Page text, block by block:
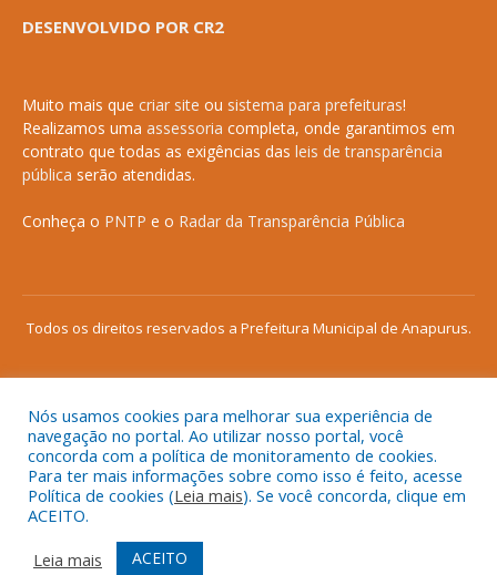
DESENVOLVIDO POR CR2
Muito mais que criar site ou sistema para prefeituras!
Realizamos uma assessoria completa, onde garantimos em
contrato que todas as exigências das leis de transparência
pública serão atendidas.
Conheça o PNTP e o Radar da Transparência Pública
Todos os direitos reservados a Prefeitura Municipal de Anapurus.
Mapa do Site
Acessar Área Administrativa
Acessar o Webmail
Nós usamos cookies para melhorar sua experiência de
navegação no portal. Ao utilizar nosso portal, você
concorda com a política de monitoramento de cookies.
Para ter mais informações sobre como isso é feito, acesse
Política de cookies (Leia mais). Se você concorda, clique em
ACEITO.
Leia mais
ACEITO